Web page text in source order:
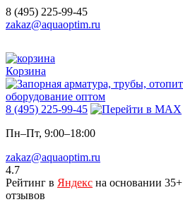
8 (495) 225-99-45
zakaz@aquaoptim.ru
Корзина
8 (495) 225-99-45
Пн–Пт, 9:00–18:00
zakaz@aquaoptim.ru
4.7
Рейтинг в Яндекс на основании 35+
отзывов